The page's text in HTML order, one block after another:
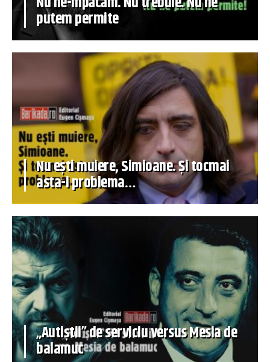
putem permite
Nu ești muiere, Simioane. Și tocmai
asta-i problema…
„Autiștii” de serviciu versus Mesia de
balamuc